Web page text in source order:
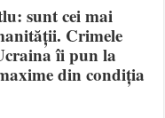
sunt cei mai
Crimele
îi pun la
din condiția